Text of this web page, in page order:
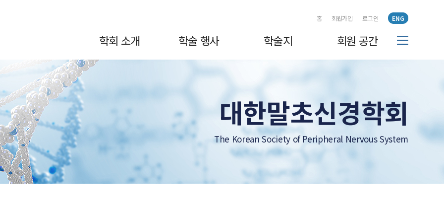
홈 회원가입 로그인 ENG
학회 소개 학술 행사 학술지 회원 공간
대한말초신경학회
The Korean Society of Peripheral Nervous System